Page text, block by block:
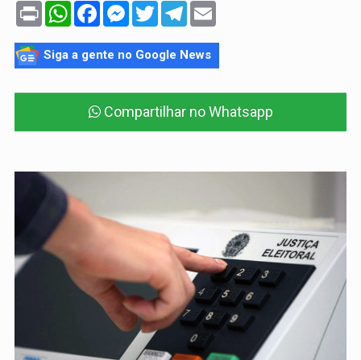
Print WhatsAppFacebookMessenger
TwitterTelegram
Siga a gente no Google News
Compartilhar no Whatsapp